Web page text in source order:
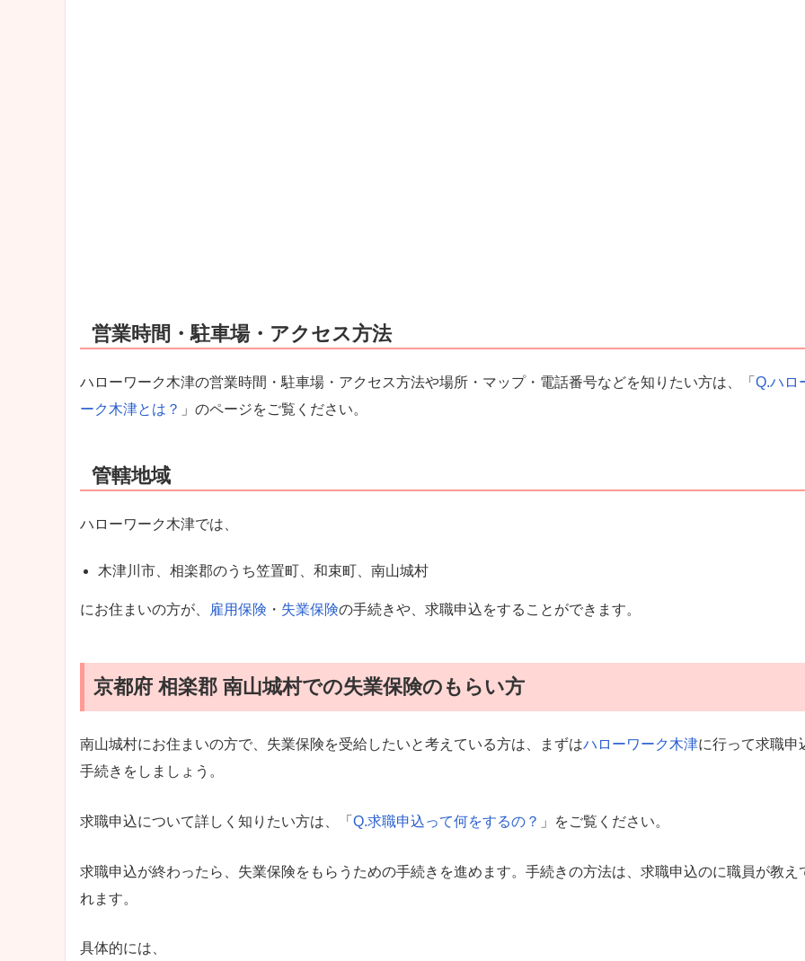
営業時間・駐車場・アクセス方法
ハローワーク木津の営業時間・駐車場・アクセス方法や場所・マップ・電話番号などを知りたい方は、「 Q.ハロ
ーク木津とは？ 」のページをご覧ください。
管轄地域
ハローワーク木津では、
木津川市、相楽郡のうち笠置町、和束町、南山城村
にお住まいの方が、 雇用保険 ・ 失業保険の手続きや、求職申込をすることができます。
京都府 相楽郡 南山城村での失業保険のもらい方
南山城村にお住まいの方で、失業保険を受給したいと考えている方は、まずはハローワーク木津に行って求職申
手続きをしましょう。
求職申込について詳しく知りたい方は、「 Q.求職申込って何をするの？ 」をご覧ください。
求職申込が終わったら、失業保険をもらうための手続きを進めます。手続きの方法は、求職申込のに職員が教え
れます。
具体的には、